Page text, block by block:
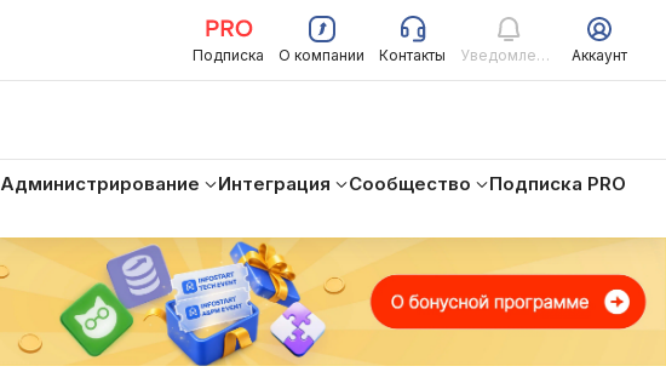
Подписка О компании Контакты Уведомления Аккаунт
Администрирование Интеграция Сообщество
Подписка PRO